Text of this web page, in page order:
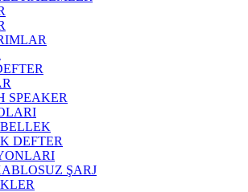
SPEAKER
DEFTER
ŞARJ